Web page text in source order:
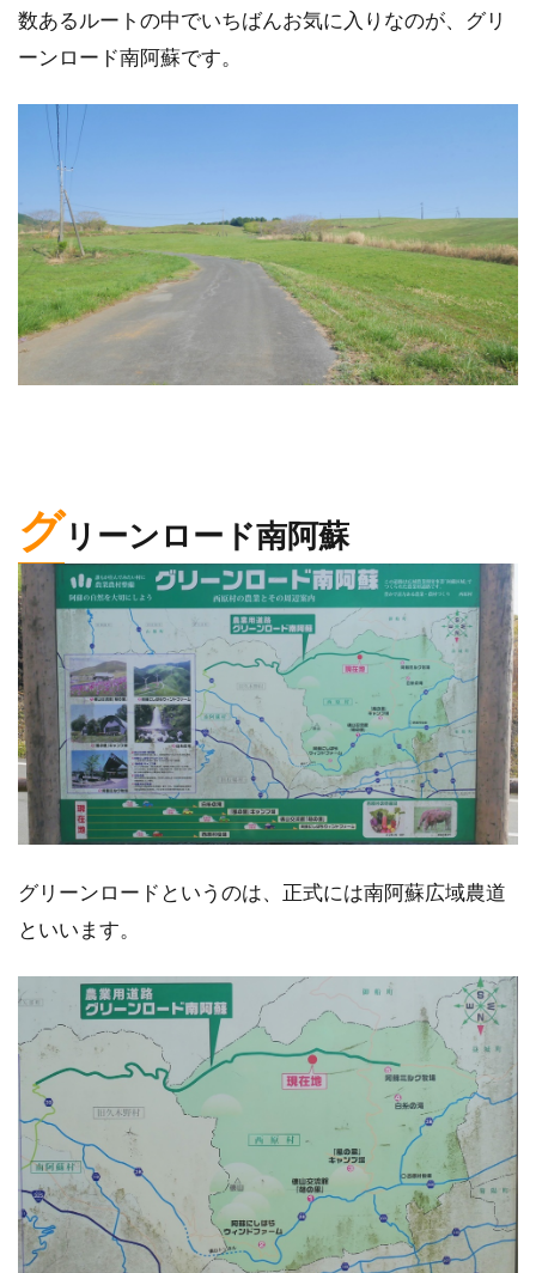
数あるルートの中でいちばんお気に入りなのが、グリ
ーンロード南阿蘇です。
グリーンロード南阿蘇
グリーンロードというのは、正式には南阿蘇広域農道
といいます。